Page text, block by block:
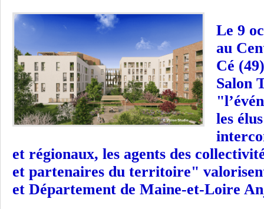
Le 9
au
Cé
Salon
les
et régionaux, les agents des
et partenaires du territoire"
et Département de Maine-et-Loire